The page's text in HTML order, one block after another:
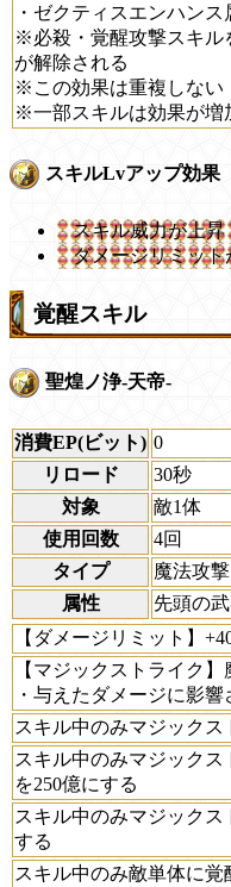
・ゼクティスエンハン
※必殺・覚醒攻撃スキル
が解除される
※この効果は重複しない
※一部スキルは効果が増
スキルLvアップ効果
スキル威力が上昇
ダメージリミット
覚醒スキル
聖煌ノ浄-天帝-
消費EP(ビット) 0
リロード
30秒
対象
敵1体
使用回数
4回
タイプ
魔法攻撃
属性
先頭の
【ダメージリミット】
【マジックストライク
・与えたダメージに影響
スキル中のみマジック
スキル中のみマジック
を250億にする
スキル中のみマジックス
する
スキル中のみ敵単体に覚